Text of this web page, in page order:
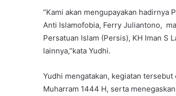
“Kami akan mengupayakan hadirnya
Anti Islamofobia, Ferry Juliantono,
Persatuan Islam (Persis), KH Iman S
lainnya,”kata Yudhi.
Yudhi mengatakan, kegiatan
Muharram 1444 H, serta